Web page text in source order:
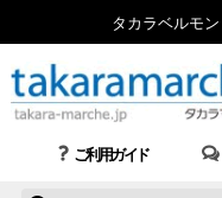
タカラベルモ
ご利用ガイド